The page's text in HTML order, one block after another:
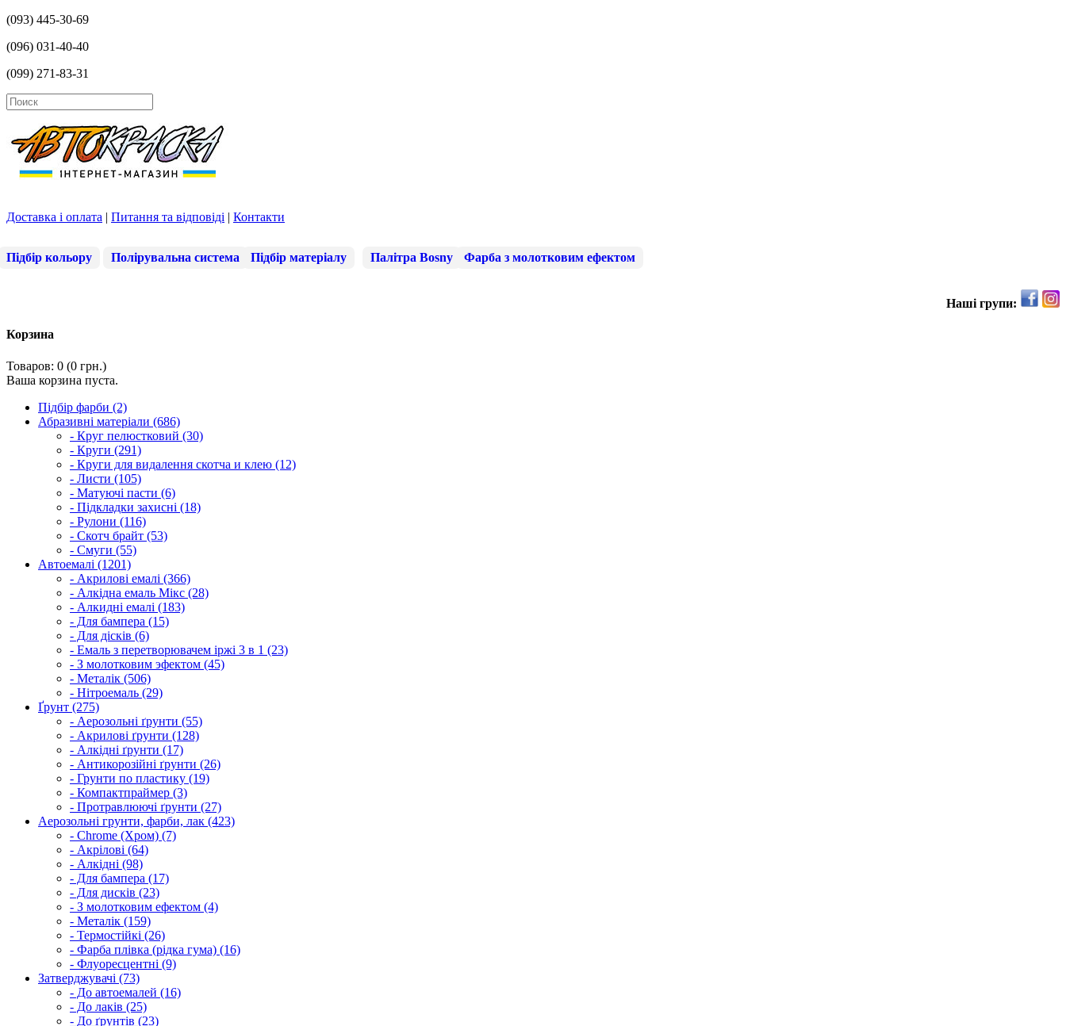
(093) 445-30-69
(096) 031-40-40
(099) 271-83-31
Доставка і оплата | Питання та відповіді | Контакти
Підбір кольору Полірувальна система Підбір матеріалу Палітра Bosny Фарба з молотковим ефектом
Наші групи:
Корзина
Товаров: 0 (0 грн.)
Ваша корзина пуста.
Підбір фарби (2)
Абразивні матеріали (686)
- Круг пелюстковий (30)
- Круги (291)
- Круги для видалення скотча и клею (12)
- Листи (105)
- Матуючі пасти (6)
- Підкладки захисні (18)
- Рулони (116)
- Скотч брайт (53)
- Смуги (55)
Автоемалі (1201)
- Акрилові емалі (366)
- Алкідна емаль Мікс (28)
- Алкидні емалі (183)
- Для бампера (15)
- Для дісків (6)
- Емаль з перетворювачем іржі 3 в 1 (23)
- З молотковим эфектом (45)
- Металік (506)
- Нітроемаль (29)
Ґрунт (275)
- Аерозольні ґрунти (55)
- Акрилові ґрунти (128)
- Алкідні ґрунти (17)
- Антикорозійні ґрунти (26)
- Грунти по пластику (19)
- Компактпраймер (3)
- Протравлюючі ґрунти (27)
Аерозольні грунти, фарби, лак (423)
- Chrome (Хром) (7)
- Акрілові (64)
- Алкідні (98)
- Для бампера (17)
- Для дисків (23)
- З молотковим ефектом (4)
- Металік (159)
- Термостійкі (26)
- Фарба плівка (рідка гума) (16)
- Флуоресцентні (9)
Затверджувачі (73)
- До автоемалей (16)
- До лаків (25)
- До ґрунтів (23)